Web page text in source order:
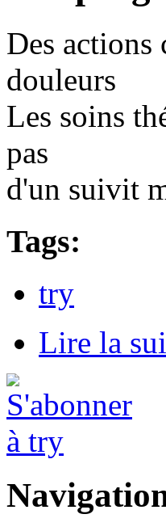
Des actions
douleurs
Les soins
pas
d'un suivit
Tags:
try
Lire la